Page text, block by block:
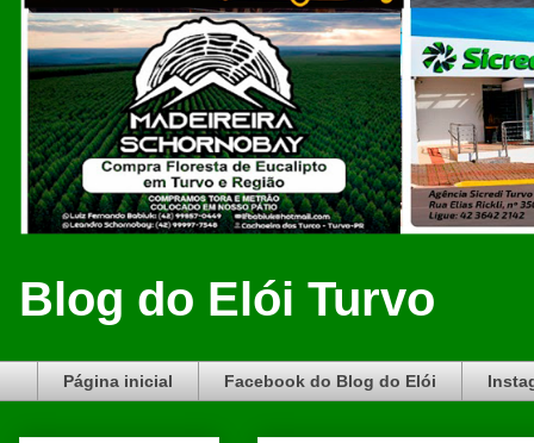
Blog do Elói Turvo
Página inicial Facebook do Blog do Elói